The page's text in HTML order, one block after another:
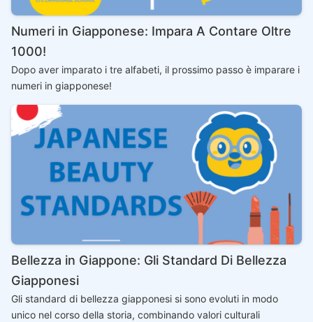
Numeri in Giapponese: Impara A Contare Oltre
1000!
Dopo aver imparato i tre alfabeti, il prossimo passo è imparare i
numeri in giapponese!
Bellezza in Giappone: Gli Standard Di Bellezza
Giapponesi
Gli standard di bellezza giapponesi si sono evoluti in modo
unico nel corso della storia, combinando valori culturali